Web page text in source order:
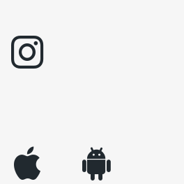
instagram
appleinc android